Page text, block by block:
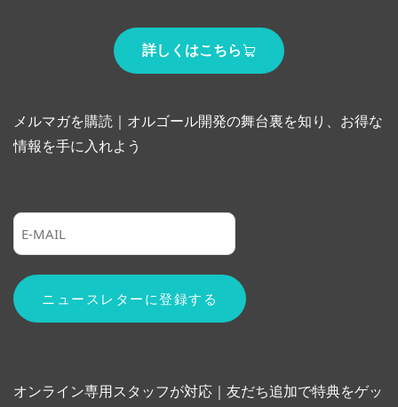
詳しくはこちら
メルマガを購読｜オルゴール開発の舞台裏を知り、お得な
情報を手に入れよう
オンライン専用スタッフが対応｜友だち追加で特典をゲッ